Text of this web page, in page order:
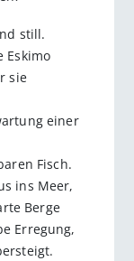
still.
Eskimo
sie
einer
Fisch.
ins Meer,
Berge
Erregung,